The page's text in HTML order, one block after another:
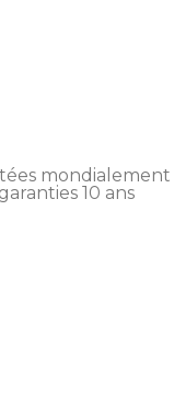
mondialement
10 ans